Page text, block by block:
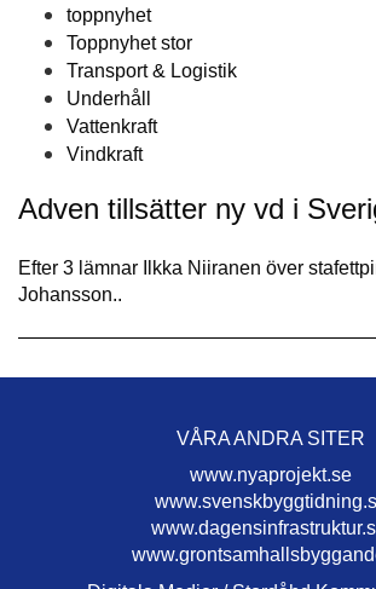
toppnyhet
Toppnyhet stor
Transport & Logistik
Underhåll
Vattenkraft
Vindkraft
Adven tillsätter ny vd i
Efter 3 lämnar Ilkka Niiranen över
Johansson..
VÅRA ANDRA SITER
www.nyaprojekt.se